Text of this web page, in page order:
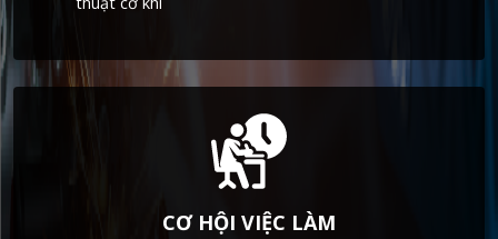
CƠ HỘI VIỆC LÀM